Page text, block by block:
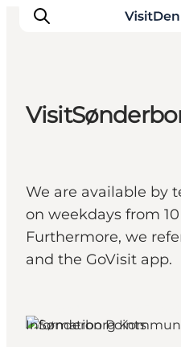
Quoi faire
Hébergements
Planifiez votre
We are available by
on weekdays from
Furthermore, we
and the GoVisit app.
Information Points